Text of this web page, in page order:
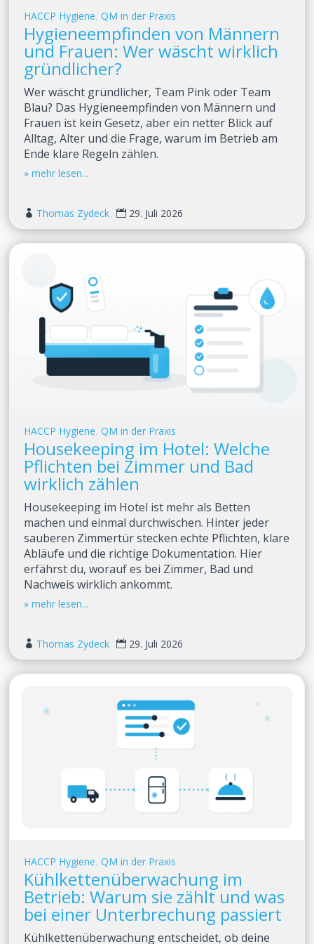
HACCP Hygiene,QM in der Praxis
Hygieneempfinden von Männern
und Frauen: Wer wäscht wirklich
gründlicher?
Wer wäscht gründlicher, Team Pink oder Team
Blau? Das Hygieneempfinden von Männern und
Frauen ist kein Gesetz, aber ein netter Blick auf
Alltag, Alter und die Frage, warum im Betrieb am
Ende klare Regeln zählen.
 Thomas Zydeck  29. Juli 2026
HACCP Hygiene,QM in der Praxis
Housekeeping im Hotel: Welche
Pflichten bei Zimmer und Bad
wirklich zählen
Housekeeping im Hotel ist mehr als Betten
machen und einmal durchwischen. Hinter jeder
sauberen Zimmertür stecken echte Pflichten, klare
Abläufe und die richtige Dokumentation. Hier
erfährst du, worauf es bei Zimmer, Bad und
Nachweis wirklich ankommt.
 Thomas Zydeck  29. Juli 2026
HACCP Hygiene,QM in der Praxis
Kühlkettenüberwachung im
Betrieb: Warum sie zählt und was
bei einer Unterbrechung passiert
Kühlkettenüberwachung entscheidet, ob deine